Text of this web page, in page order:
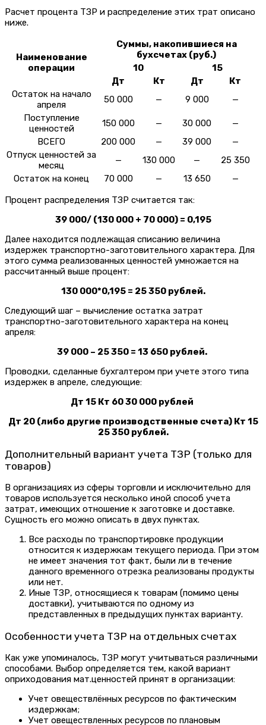
Расчет процента ТЗР и распределение этих трат описано
ниже.
Наименование
операции
Суммы, накопившиеся на
бухсчетах (руб.)
10
15
Дт
Кт Дт
Кт
Остаток на начало
апреля
50 000 — 9 000
—
Поступление
ценностей
150 000 — 30 000
—
ВСЕГО
200 000 — 39 000
—
Отпуск ценностей за
месяц
— 130 000 —
25 350
Остаток на конец
70 000 — 13 650
—
Процент распределения ТЗР считается так:
39 000/ (130 000 + 70 000) = 0,195
Далее находится подлежащая списанию величина
издержек транспортно-заготовительного характера. Для
этого сумма реализованных ценностей умножается на
рассчитанный выше процент:
130 000*0,195 = 25 350 рублей.
Следующий шаг – вычисление остатка затрат
транспортно-заготовительного характера на конец
апреля:
39 000 – 25 350 = 13 650 рублей.
Проводки, сделанные бухгалтером при учете этого типа
издержек в апреле, следующие:
Дт 15 Кт 60 30 000 рублей
Дт 20 (либо другие производственные счета) Кт 15
25 350 рублей.
Дополнительный вариант учета ТЗР (только для
товаров)
В организациях из сферы торговли и исключительно для
товаров используется несколько иной способ учета
затрат, имеющих отношение к заготовке и доставке.
Сущность его можно описать в двух пунктах.
Все расходы по транспортировке продукции
относится к издержкам текущего периода. При этом
не имеет значения тот факт, были ли в течение
данного временного отрезка реализованы продукты
или нет.
Иные ТЗР, относящиеся к товарам (помимо цены
доставки), учитываются по одному из
представленных в предыдущих пунктах варианту.
Особенности учета ТЗР на отдельных счетах
Как уже упоминалось, ТЗР могут учитываться различными
способами. Выбор определяется тем, какой вариант
оприходования мат.ценностей принят в организации:
Учет овеществлённых ресурсов по фактическим
издержкам;
Учет овеществленных ресурсов по плановым